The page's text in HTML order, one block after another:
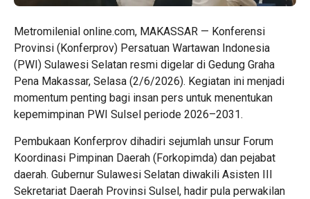
Metromilenial online.com, MAKASSAR — Konferensi
Provinsi (Konferprov) Persatuan Wartawan Indonesia
(PWI) Sulawesi Selatan resmi digelar di Gedung Graha
Pena Makassar, Selasa (2/6/2026). Kegiatan ini menjadi
momentum penting bagi insan pers untuk menentukan
kepemimpinan PWI Sulsel periode 2026–2031.
Pembukaan Konferprov dihadiri sejumlah unsur Forum
Koordinasi Pimpinan Daerah (Forkopimda) dan pejabat
daerah. Gubernur Sulawesi Selatan diwakili Asisten III
Sekretariat Daerah Provinsi Sulsel, hadir pula perwakilan